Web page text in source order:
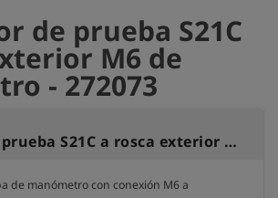
de prueba S21C
M6 de
- 272073
Adaptador de prueba S21C a rosca exterior M6 de manómetro
de manómetro con conexión M6 a